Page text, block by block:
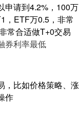
申请到4.2%，100万
，ETF万0.5，非常
常合适做T+0交易
券利率最低
，比如价格策略、涨
作